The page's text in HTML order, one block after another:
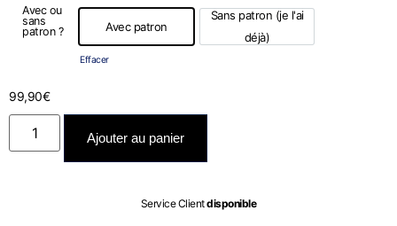
Avec ou
sans
patron ?
Avec patron
Avec patron
Sans patron (je l'ai
déjà)Sans patron (je l'ai déjà)
Effacer
99,90€
Ajouter au panier